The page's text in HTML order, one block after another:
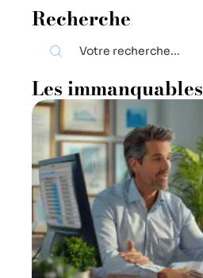
Recherche
Les immanquables